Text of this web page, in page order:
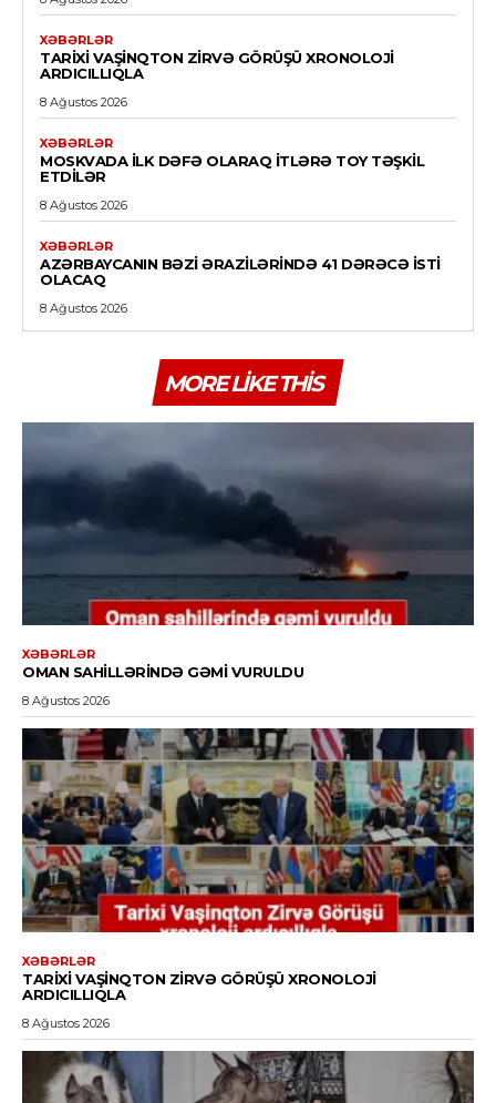
XƏBƏRLƏR
TARIXI VAŞINQTON ZIRVƏ GÖRÜŞÜ XRONOLOJI
ARDICILLIQLA
8 Ağustos 2026
XƏBƏRLƏR
MOSKVADA ILK DƏFƏ OLARAQ ITLƏRƏ TOY TƏŞKIL
ETDILƏR
8 Ağustos 2026
XƏBƏRLƏR
AZƏRBAYCANIN BƏZI ƏRAZILƏRINDƏ 41 DƏRƏCƏ ISTI
OLACAQ
8 Ağustos 2026
MORE LIKE THIS
XƏBƏRLƏR
OMAN SAHILLƏRINDƏ GƏMI VURULDU
8 Ağustos 2026
XƏBƏRLƏR
TARIXI VAŞINQTON ZIRVƏ GÖRÜŞÜ XRONOLOJI
ARDICILLIQLA
8 Ağustos 2026